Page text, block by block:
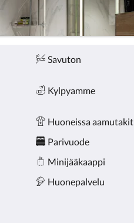
Savuton
Kylpyamme
Huoneissa aamutakit
Parivuode
Minijääkaappi
Huonepalvelu